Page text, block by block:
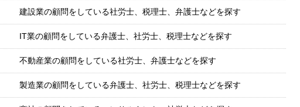
建設業の顧問をしている社労士、税理士、弁護士などを探す
IT業の顧問をしている弁護士、社労士、税理士などを探す
不動産業の顧問をしている社労士、弁護士などを探す
製造業の顧問をしている弁護士、社労士、税理士などを探す